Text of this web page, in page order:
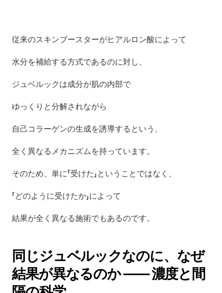
従来のスキンブースターがヒアルロン酸によって
水分を補給する方式であるのに対し、
ジュベルックは成分が肌の内部で
ゆっくりと分解されながら
自己コラーゲンの生成を誘導するという、
全く異なるメカニズムを持っています。
そのため、単に「受けた」ということではなく、
「どのように受けたか」によって
結果が全く異なる施術でもあるのです。
同じジュベルックなのに、なぜ
結果が異なるのか ―― 濃度と間